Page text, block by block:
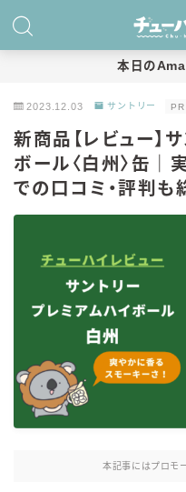
特集！
商品レビュー
キリン
氷結 無糖
氷結 ストロング
麒麟特製サワー
麒麟 発酵サワー
本日の
2023.12.03 サントリー PR
新商品【レビュー】
ボール〈白州〉缶
での口コミ・評判も
本記事にはプロモ